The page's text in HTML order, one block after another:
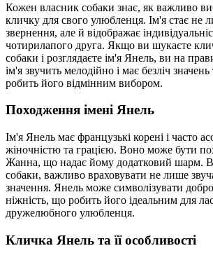
Кожен власник собаки знає, як важливо
кличку для свого улюбленця. Ім'я стає не
звернення, але й відображає
чотирилапого друга. Якщо ви шукаєте
собаки і розглядаєте ім'я Янель, ви на
ім'я звучить мелодійно і має безліч
робить його відмінним вибором.
Походження імені Янель
Ім'я Янель має французькі корені і часто
жіночністю та грацією. Воно може бути
Жанна, що надає йому додатковий шарм.
собаки, важливо враховувати не лише
значення. Янель може символізувати
ніжність, що робить його ідеальним для
дружелюбного улюбленця.
Кличка Янель та її особливості